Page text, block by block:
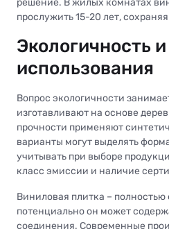
прослужить 15-20 лет,
Экологичность
использования
Вопрос экологичности
изготавливают на основе
прочности применяют
варианты могут выделять
учитывать при выборе
класс эмиссии и наличие
Виниловая плитка –
потенциально он может
соединения. Современные